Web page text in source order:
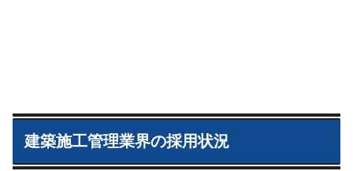
建築施工管理業界の採用状況